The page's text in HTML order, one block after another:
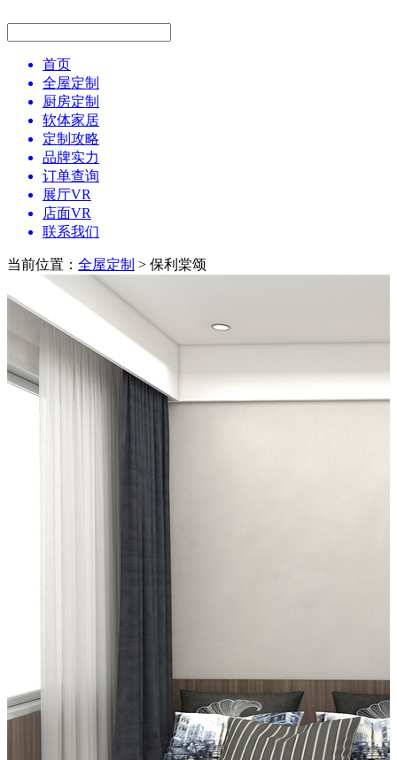
首页
全屋定制
厨房定制
软体家居
定制攻略
品牌实力
订单查询
展厅VR
店面VR
联系我们
当前位置： 全屋定制 > 保利棠颂